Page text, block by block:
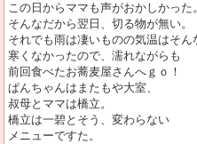
この日からママも声がおかしかった
そんなだから翌日、切る物が無い。
それでも雨は凄いものの気温はそん
寒くなかったので、濡れながらも
前回食べたお蕎麦屋さんへｇｏ！
ぱんちゃんはまたもや大室、
叔母とママは橋立。
橋立は一碧とそう、変わらない
メニューですた。